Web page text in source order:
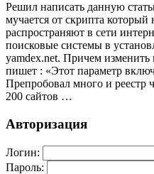
Решил написать данную
мучается от скрипта который
распространяют в сети
поисковые системы в
yamdex.net. Причем изменить
пишет : «Этот параметр
Препробовал много и реестр
200 сайтов …
Авторизация
Логин:
Пароль: